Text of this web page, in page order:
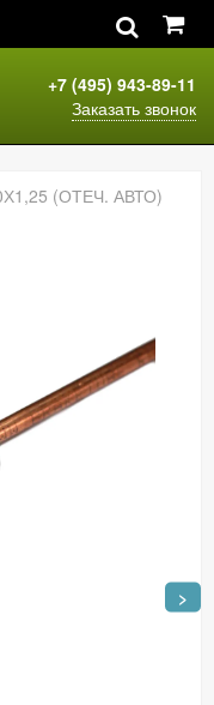
+7 (495) 943-89-11
Заказать звонок
>
(ОТЕЧ. АВТО)